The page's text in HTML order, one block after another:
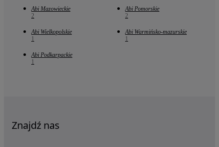
Abi Mazowieckie
2
Abi Pomorskie
2
Abi Wielkopolskie
1
Abi Warmińsko-mazurskie
1
Abi Podkarpackie
1
Znajdź nas